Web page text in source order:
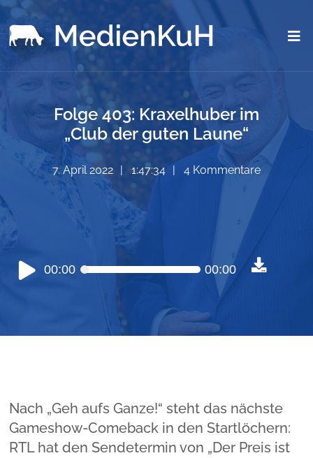
Folge 403: Kraxelhuber im
„Club der guten Laune“
7. April 2022 1:47:34 4 Kommentare
Audio-
Player
00:00 00:00
Nach „Geh aufs Ganze!“ steht das nächste
Gameshow-Comeback in den Startlöchern:
RTL hat den Sendetermin von „Der Preis ist